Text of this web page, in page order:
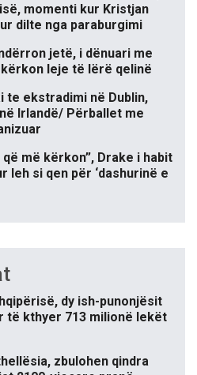
momenti kur Kristjan
dilte nga paraburgimi
jetë, i dënuari me
leje të lërë qelinë
te ekstradimi në Dublin,
Irlandë/ Përballet me
më kërkon”, Drake i habit
leh si qen për ‘dashurinë e
dy ish-punonjësit
të kthyer 713 milionë lekët
zbulohen qindra